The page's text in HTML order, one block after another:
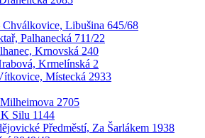
Libušina 645/68
Palhanecká 711/22
Krnovská 240
Krmelínská 2
Místecká 2933
2705
Silu 1144
Předměstí, Za Šarlákem 1938